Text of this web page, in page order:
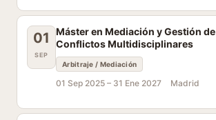
01
SEP
Máster en Mediación y Gestión de
Conflictos Multidisciplinares
Arbitraje / Mediación
01 Sep 2025 – 31 Ene 2027 Madrid